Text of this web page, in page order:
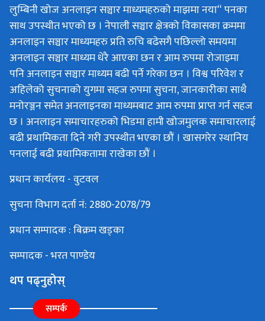
लुम्बिनी खोज अनलाइन सञ्चार माध्यमहरुको माझमा नया“ पनका
साथ उपस्थीत भएको छ । नेपाली सञ्चार क्षेत्रको विकासका क्रममा
अनलाइन सञ्चार माध्यमहरु प्रति रुचि बढेसगै पछिल्लो समयमा
अनलाइन सञ्चार माध्यम धेरै आएका छन र आम रुपमा रोजाइमा
पनि अनलाइन सञ्चार माध्यम बढी पर्ने गरेका छन । विश्व परिवेश र
अहिलेको सुचनाको युगमा सहज रुपमा सुचना, जानकारीका साथै
मनोरञ्जन समेत अनलाइनका माध्यमबाट आम रुपमा प्राप्त गर्न सहज
छ । अनलाइन समाचारहरुको भिडमा हामी खोजमुलक समाचारलाई
बढी प्रथामिकता दिने गरी उपस्थीत भएका छौं । खासगरेर स्थानिय
पनलाई बढी प्रथामिकतामा राखेका छौं ।
प्रधान कार्यलय - वुटवल
सुचना विभाग दर्ता नं: 2880-2078/79
प्रधान सम्पादक : बिक्रम खड्का
सम्पादक - भरत पाण्डेय
थप पढ्नुहोस्
सम्पर्क